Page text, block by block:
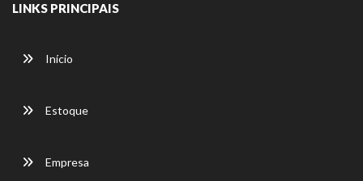
LINKS PRINCIPAIS
Início
Estoque
Empresa